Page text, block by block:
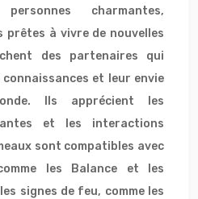
charmantes,
à vivre de nouvelles
des partenaires qui
et leur envie
Ils apprécient les
et les interactions
sont compatibles avec
les Balance et les
signes de feu, comme les